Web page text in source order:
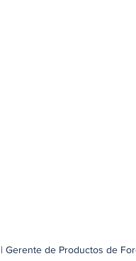
Gerente de Productos de